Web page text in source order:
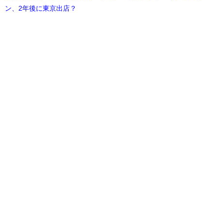
ン、2年後に東京出店？